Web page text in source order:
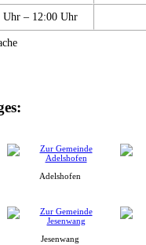
Uhr – 12:00 Uhr
Adelshofen
Jesenwang